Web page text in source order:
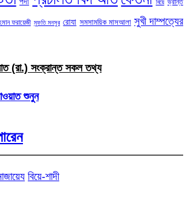
বিয়ে ভ্রান্ত
ফরায়েজী মুফতি মনসুর রোযা সমসাময়িক মাসআলা সুখী দাম্পত্যের
(রা.) সংক্রান্ত সকল তথ্য
শুনুন
বিয়ে-শাদী